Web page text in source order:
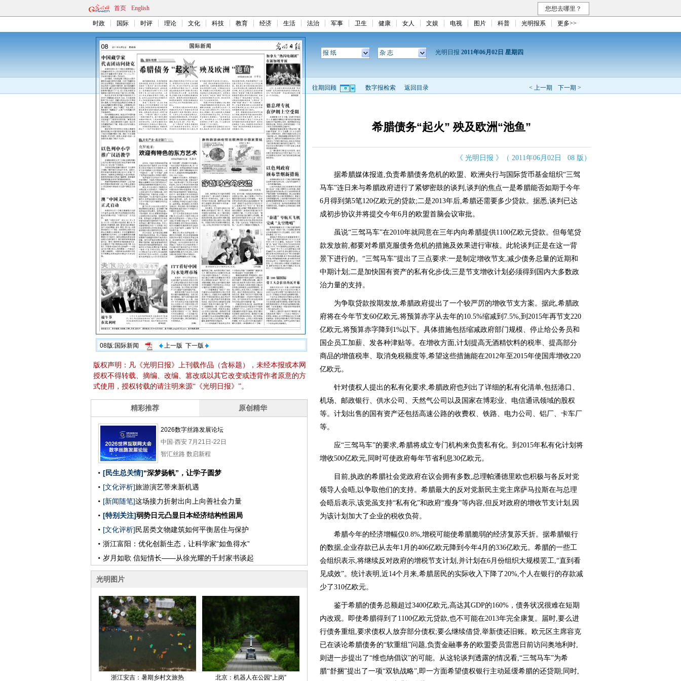
首页 English 您想去哪里？
时政 国际 时评 理论 文化 科技 教育 经济 生活 法治 军事 卫生 健康 女人 文娱 电视 图片 科普 光明报系 更多>>
08版:国际新闻 上一版 下一版
版权声明：凡《光明日报》上刊载作品（含标题），未经本报或本网
授权不得转载、摘编、改编、篡改或以其它改变或违背作者原意的方
式使用，授权转载的请注明来源“《光明日报》”。
报 纸 杂 志 光明日报 2011年06月02日 星期四
< 上一期 下一期 >
往期回顾 数字报检索 返回目录
希腊债务“起火” 殃及欧洲“池鱼”
《 光明日报 》（ 2011年06月02日 08 版）
据希腊媒体报道,负责希腊债务危机的欧盟、欧洲央行与国际货币基金组织“三驾
马车”连日来与希腊政府进行了紧锣密鼓的谈判,谈判的焦点一是希腊能否如期于今年
6月得到第5笔120亿欧元的贷款;二是2013年后,希腊还需要多少贷款。据悉,谈判已达
成初步协议并将提交今年6月的欧盟首脑会议审批。
虽说“三驾马车”在2010年就同意在三年内向希腊提供1100亿欧元贷款。但每笔贷
款发放前,都要对希腊克服债务危机的措施及效果进行审核。此轮谈判正是在这一背
景下进行的。“三驾马车”提出了三点要求:一是制定增收节支,减少债务总量的近期和
中期计划;二是加快国有资产的私有化步伐;三是节支增收计划必须得到国内大多数政
治力量的支持。
为争取贷款按期发放,希腊政府提出了一个较严厉的增收节支方案。据此,希腊政
府将在今年节支60亿欧元,将预算赤字从去年的10.5%缩减到7.5%,到2015年再节支220
亿欧元,将预算赤字降到1%以下。具体措施包括缩减政府部门规模、停止给公务员和
国企员工加薪、发各种津贴等。在增收方面,计划提高无酒精饮料的税率、提高部分
商品的增值税率、取消免税额度等,希望这些措施能在2012年至2015年使国库增收220
亿欧元。
针对债权人提出的私有化要求,希腊政府也列出了详细的私有化清单,包括港口、
机场、邮政银行、供水公司、天然气公司以及国家在博彩业、电信通讯领域的股权
等。计划出售的国有资产还包括高速公路的收费权、铁路、电力公司、铝厂、卡车厂
等。
应“三驾马车”的要求,希腊将成立专门机构来负责私有化。到2015年私有化计划将
增收500亿欧元,同时可使政府每年节省利息30亿欧元。
目前,执政的希腊社会党政府在议会拥有多数,总理帕潘德里欧也积极与各反对党
领导人会晤,以争取他们的支持。希腊最大的反对党新民主党主席萨马拉斯在与总理
会晤后表示,该党虽支持“私有化”和政府“瘦身”等内容,但反对政府的增收节支计划,因
为该计划加大了企业的税收负荷。
希腊今年的经济增幅仅0.8%,增税可能使希腊脆弱的经济复苏夭折。据希腊银行
的数据,企业存款已从去年1月的406亿欧元降到今年4月的336亿欧元。希腊的一些工
会组织表示,将继续反对政府的增税节支计划,并计划在6月份组织大规模罢工,“直到看
见成效”。统计表明,近14个月来,希腊居民的实际收入下降了20%,个人在银行的存款减
少了310亿欧元。
鉴于希腊的债务总额超过3400亿欧元,高达其GDP的160%，债务状况很难在短期
内改观。即使希腊得到了1100亿欧元贷款,也不可能在2013年完全康复。届时,要么进
行债务重组,要求债权人放弃部分债权;要么继续借贷,举新债还旧账。欧元区主席容克
已在谈论希腊债务的“软重组”问题,负责金融事务的欧盟委员雷恩日前访问奥地利时,
则进一步提出了“维也纳倡议”的可能。从这轮谈判透露的情况看,“三驾马车”为希
腊“舒捆”提出了一项“双轨战略”,即一方面希望债权银行主动延缓希腊的还贷期;同时,